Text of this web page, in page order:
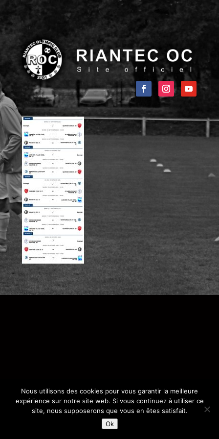
Nous utilisons des cookies pour vous garantir la meilleure
expérience sur notre site web. Si vous continuez à utiliser ce
site, nous supposerons que vous en êtes satisfait.
Ok